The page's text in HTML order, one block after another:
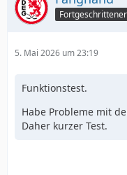
Fortgeschrittener
5. Mai 2026 um 23:19
Funktionstest.
Habe Probleme mit
Daher kurzer Test.